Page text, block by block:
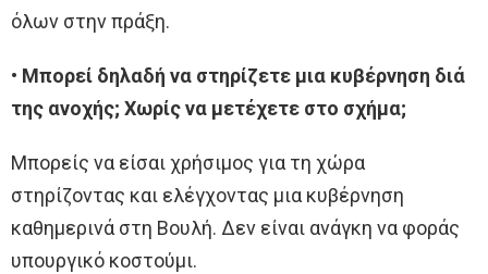
όλων στην πράξη.
• Μπορεί δηλαδή να στηρίζετε μια κυβέρνηση διά
της ανοχής; Χωρίς να μετέχετε στο σχήμα;
Μπορείς να είσαι χρήσιμος για τη χώρα
στηρίζοντας και ελέγχοντας μια κυβέρνηση
καθημερινά στη Βουλή. Δεν είναι ανάγκη να φοράς
υπουργικό κοστούμι.